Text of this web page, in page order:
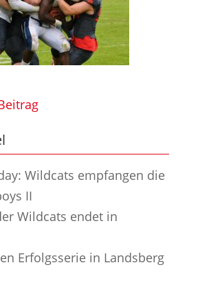
Wildcats empfangen die
II
Wildcats endet in
Erfolgsserie in Landsberg